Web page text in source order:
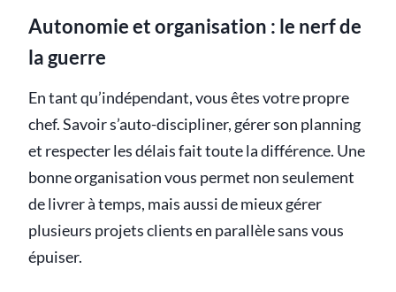
Autonomie et organisation : le nerf de
la guerre
En tant qu’indépendant, vous êtes votre propre
chef. Savoir s’auto-discipliner, gérer son planning
et respecter les délais fait toute la différence. Une
bonne organisation vous permet non seulement
de livrer à temps, mais aussi de mieux gérer
plusieurs projets clients en parallèle sans vous
épuiser.